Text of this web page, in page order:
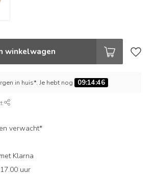
winkelwagen
in huis*. Je hebt nog 09:14:45
verwacht*
Klarna
uur